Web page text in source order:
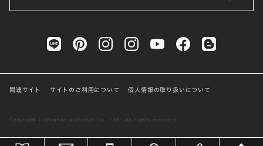
関連サイト サイトのご利用について 個人情報の取り扱いについて
Copyright © advance architect Co., Ltd . All rights reserved